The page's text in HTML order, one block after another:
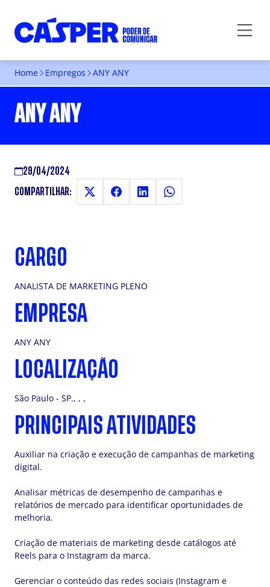
Home Empregos ANY ANY
ANY ANY
29/04/2024
COMPARTILHAR:
CARGO
ANALISTA DE MARKETING PLENO
EMPRESA
ANY ANY
LOCALIZAÇÃO
São Paulo - SP., , ,
PRINCIPAIS ATIVIDADES
Auxiliar na criação e execução de campanhas de marketing
digital.
Analisar métricas de desempenho de campanhas e
relatórios de mercado para identificar oportunidades de
melhoria.
Criação de materiais de marketing desde catálogos até
Reels para o Instagram da marca.
Gerenciar o conteúdo das redes sociais (Instagram e